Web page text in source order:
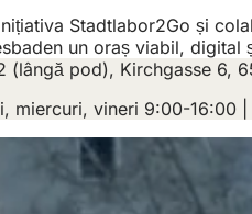
Stadtlabor2Go și
un oraș viabil, digital
(lângă pod), Kirchgasse 6,
miercuri, vineri 9:00-16:00